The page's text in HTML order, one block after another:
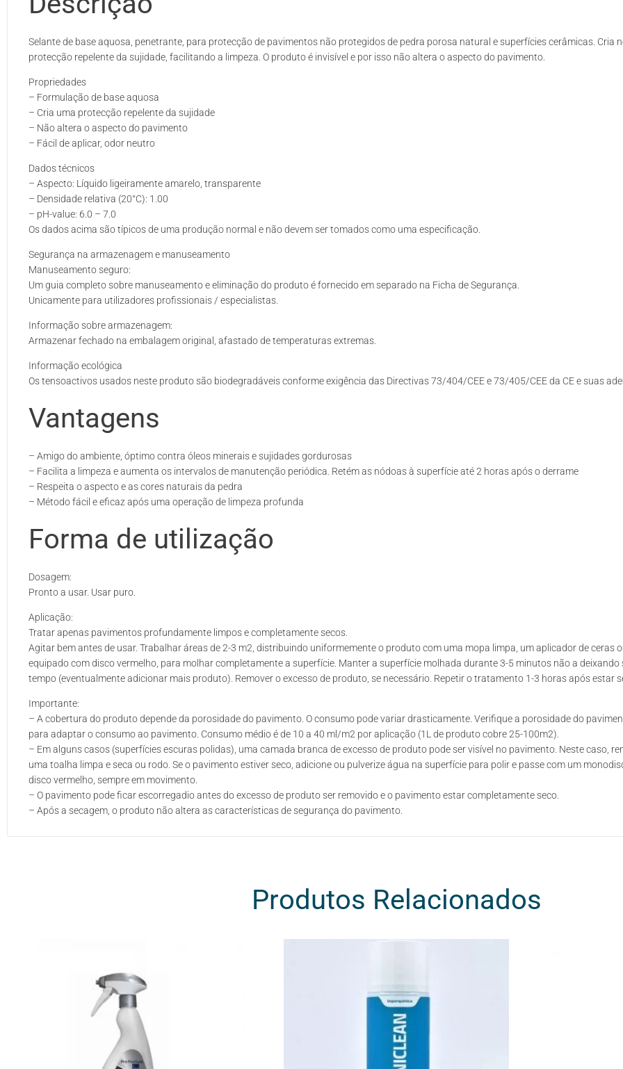
Selante de base aquosa, penetrante, para protecção de pavimentos não protegidos de pedra porosa natural e superfícies cerâmicas. Cria
protecção repelente da sujidade, facilitando a limpeza. O produto é invisível e por isso não altera o aspecto do pavimento.
Propriedades
– Formulação de base aquosa
– Cria uma protecção repelente da sujidade
– Não altera o aspecto do pavimento
– Fácil de aplicar, odor neutro
Dados técnicos
– Aspecto: Líquido ligeiramente amarelo, transparente
– Densidade relativa (20°C): 1.00
– pH-value: 6.0 – 7.0
Os dados acima são típicos de uma produção normal e não devem ser tomados como uma especificação.
Segurança na armazenagem e manuseamento
Manuseamento seguro:
Um guia completo sobre manuseamento e eliminação do produto é fornecido em separado na Ficha de Segurança.
Unicamente para utilizadores profissionais / especialistas.
Informação sobre armazenagem:
Armazenar fechado na embalagem original, afastado de temperaturas extremas.
Informação ecológica
Os tensoactivos usados neste produto são biodegradáveis conforme exigência das Directivas 73/404/CEE e 73/405/CEE da CE e suas
Vantagens
– Amigo do ambiente, óptimo contra óleos minerais e sujidades gordurosas
– Facilita a limpeza e aumenta os intervalos de manutenção periódica. Retém as nódoas à superfície até 2 horas após o derrame
– Respeita o aspecto e as cores naturais da pedra
– Método fácil e eficaz após uma operação de limpeza profunda
Forma de utilização
Dosagem:
Pronto a usar. Usar puro.
Aplicação:
Tratar apenas pavimentos profundamente limpos e completamente secos.
Agitar bem antes de usar. Trabalhar áreas de 2-3 m2, distribuindo uniformemente o produto com uma mopa limpa, um aplicador de ceras
equipado com disco vermelho, para molhar completamente a superfície. Manter a superfície molhada durante 3-5 minutos não a deixando
tempo (eventualmente adicionar mais produto). Remover o excesso de produto, se necessário. Repetir o tratamento 1-3 horas após estar
Importante:
– A cobertura do produto depende da porosidade do pavimento. O consumo pode variar drasticamente. Verifique a porosidade do
para adaptar o consumo ao pavimento. Consumo médio é de 10 a 40 ml/m2 por aplicação (1L de produto cobre 25-100m2).
– Em alguns casos (superfícies escuras polidas), uma camada branca de excesso de produto pode ser visível no pavimento. Neste caso,
uma toalha limpa e seca ou rodo. Se o pavimento estiver seco, adicione ou pulverize água na superfície para polir e passe com um
disco vermelho, sempre em movimento.
– O pavimento pode ficar escorregadio antes do excesso de produto ser removido e o pavimento estar completamente seco.
– Após a secagem, o produto não altera as características de segurança do pavimento.
Produtos Relacionados